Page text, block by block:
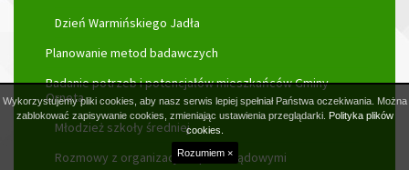
Dzień Warmińskiego Jadła
Planowanie metod badawczych
Badanie potrzeb i potencjałów mieszkańców Gminy
Orneta
Młodzież szkoły średniej
Rozmowy z organizacjami pozarządowymi
Wykorzystujemy pliki cookies, aby nasz serwis lepiej spełniał Państwa oczekiwania. Można
zablokować zapisywanie cookies, zmieniając ustawienia przeglądarki. Polityka plików
cookies.
Rozumiem ×